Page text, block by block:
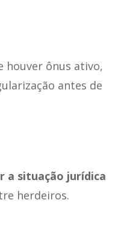
houver ônus ativo,
antes de
a situação jurídica
herdeiros.